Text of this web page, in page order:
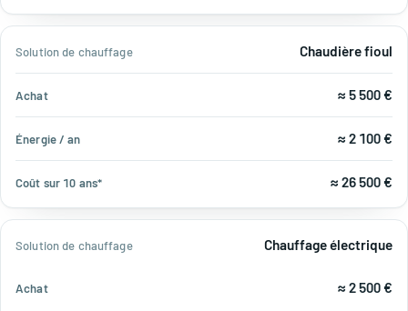
Chaudière fioul
≈ 5 500 €
≈ 2 100 €
≈ 26 500 €
Chauffage électrique
≈ 2 500 €